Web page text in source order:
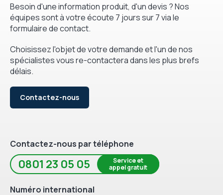
Besoin d'une information produit, d'un devis ? Nos
équipes sont à votre écoute 7 jours sur 7 via le
formulaire de contact.
Choisissez l'objet de votre demande et l'un de nos
spécialistes vous re-contactera dans les plus brefs
délais.
Contactez-nous
Contactez-nous par téléphone
0801 23 05 05
Service et
appel gratuit
Numéro international